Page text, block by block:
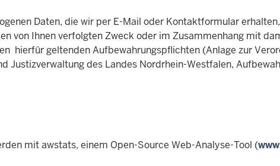
Daten, die wir per E-Mail oder Kontaktformular
von Ihnen verfolgten Zweck oder im Zusammenhang mit
hierfür geltenden Aufbewahrungspflichten (Anlage zur
Justizverwaltung des Landes Nordrhein-Westfalen,
mit awstats, einem Open-Source Web-Analyse-Tool (